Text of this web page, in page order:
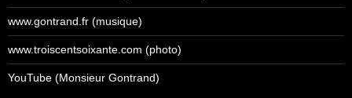
www.gontrand.fr (musique)
www.troiscentsoixante.com (photo)
YouTube (Monsieur Gontrand)